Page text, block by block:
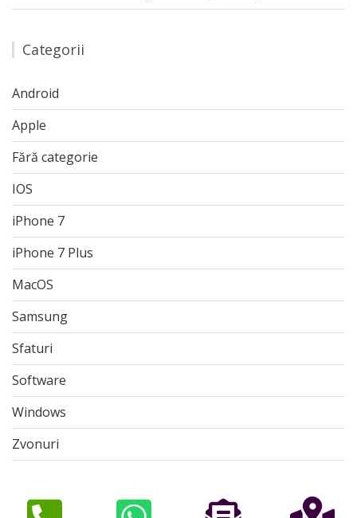
Categorii
Android
Apple
Fără categorie
IOS
iPhone 7
iPhone 7 Plus
MacOS
Samsung
Sfaturi
Software
Windows
Zvonuri